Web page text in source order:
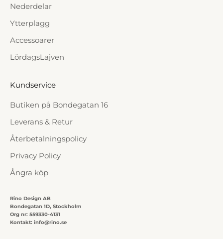
Nederdelar
Ytterplagg
Accessoarer
LördagsLajven
Kundservice
Butiken på Bondegatan 16
Leverans & Retur
Återbetalningspolicy
Privacy Policy
Ångra köp
Rino Design AB
Bondegatan 1D, Stockholm
Org nr: 559330-4131
Kontakt: info@rino.se